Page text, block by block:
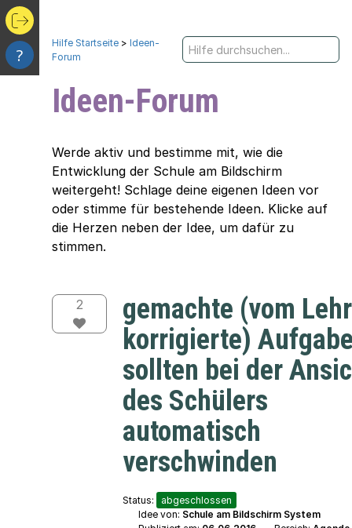
?
Hilfe Startseite > Ideen-
Forum
Ideen-Forum
Werde aktiv und bestimme mit, wie die
Entwicklung der Schule am Bildschirm
weitergeht! Schlage deine eigenen Ideen vor
oder stimme für bestehende Ideen. Klicke auf
die Herzen neben der Idee, um dafür zu
stimmen.
2
gemachte (vom
korrigierte)
sollten bei der
des Schülers
automatisch
verschwinden
Status:
abgeschlossen
Idee von: Schule am Bildschirm System